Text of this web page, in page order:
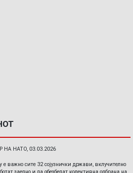
НА НАТО, 03.03.2026
е важно сите 32 сојузнички држави, вклучително
заедно и да обезбедат колективна одбрана на